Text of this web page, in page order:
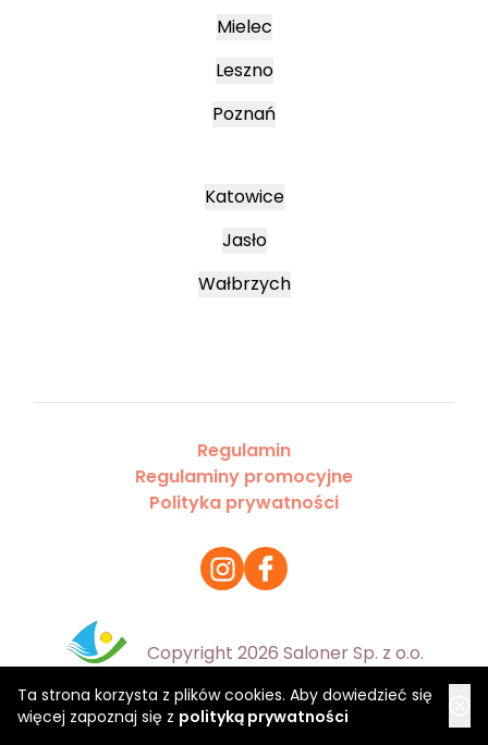
Ta strona korzysta z plików cookies. Aby dowiedzieć się
więcej zapoznaj się z polityką prywatności
Mielec
Leszno
Poznań
Katowice
Jasło
Wałbrzych
Regulamin
Regulaminy promocyjne
Polityka prywatności
Copyright 2026 Saloner Sp. z o.o.